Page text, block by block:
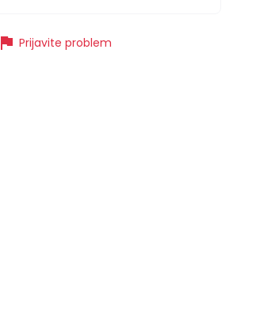
flag Prijavite problem